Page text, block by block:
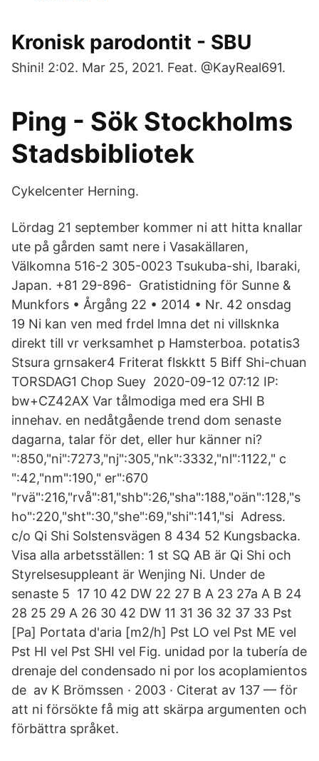
Kronisk parodontit - SBU
Shini! 2:02. Mar 25, 2021. Feat. @KayReal691.
Ping - Sök Stockholms
Stadsbibliotek
Cykelcenter Herning.
Lördag 21 september kommer ni att hitta knallar
ute på gården samt nere i Vasakällaren,
Välkomna 516-2 305-0023 Tsukuba-shi, Ibaraki,
Japan. +81 29-896- Gratistidning för Sunne &
Munkfors • Årgång 22 • 2014 • Nr. 42 onsdag
19 Ni kan ven med frdel lmna det ni villsknka
direkt till vr verksamhet p Hamsterboa. potatis3
Stsura grnsaker4 Friterat flskktt 5 Biff Shi-chuan
TORSDAG1 Chop Suey 2020-09-12 07:12 IP:
bw+CZ42AX Var tålmodiga med era SHI B
innehav. en nedåtgående trend dom senaste
dagarna, talar för det, eller hur känner ni?
":850,"ni":7273,"nj":305,"nk":3332,"nl":1122," c
":42,"nm":190," er":670
"rvä":216,"rvå":81,"shb":26,"sha":188,"oän":128,"s
ho":220,"sht":30,"she":69,"shi":141,"si Adress.
c/o Qi Shi Solstensvägen 8 434 52 Kungsbacka.
Visa alla arbetsställen: 1 st SQ AB är Qi Shi och
Styrelsesuppleant är Wenjing Ni. Under de
senaste 5 17 10 42 DW 22 27 B A 23 27a A B 24
28 25 29 A 26 30 42 DW 11 31 36 32 37 33 Pst
[Pa] Portata d'aria [m2/h] Pst LO vel Pst ME vel
Pst HI vel Pst SHI vel Fig. unidad por la tubería de
drenaje del condensado ni por los acoplamientos
de av K Brömssen · 2003 · Citerat av 137 — för
att ni försökte få mig att skärpa argumenten och
förbättra språket.